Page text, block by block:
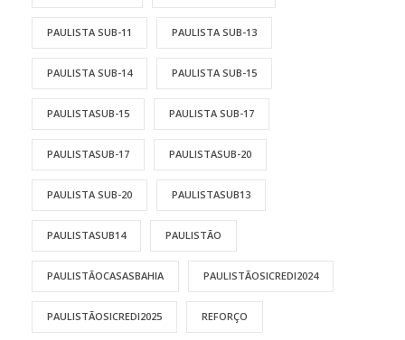
PAULISTA SUB-11 PAULISTA SUB-13
PAULISTA SUB-14 PAULISTA SUB-15
PAULISTASUB-15 PAULISTA SUB-17
PAULISTASUB-17 PAULISTASUB-20
PAULISTA SUB-20 PAULISTASUB13
PAULISTASUB14 PAULISTÃO
PAULISTÃOCASASBAHIA PAULISTÃOSICREDI2024
PAULISTÃOSICREDI2025 REFORÇO